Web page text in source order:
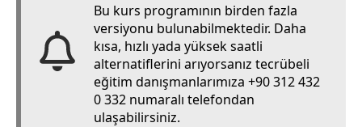
Bu kurs programının birden fazla
versiyonu bulunabilmektedir. Daha
kısa, hızlı yada yüksek saatli
alternatiflerini arıyorsanız tecrübeli
eğitim danışmanlarımıza +90 312 432
0 332 numaralı telefondan
ulaşabilirsiniz.